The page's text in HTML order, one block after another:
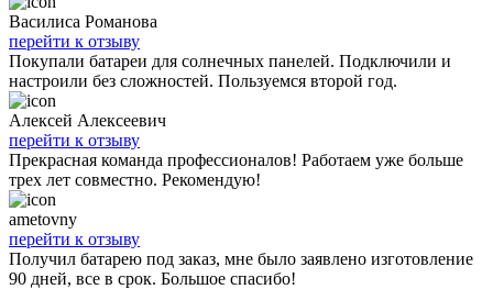
Василиса Романова
перейти к отзыву
Покупали батареи для солнечных панелей. Подключили и
настроили без сложностей. Пользуемся второй год.
Алексей Алексеевич
перейти к отзыву
Прекрасная команда профессионалов! Работаем уже больше
трех лет совместно. Рекомендую!
ametovny
перейти к отзыву
Получил батарею под заказ, мне было заявлено изготовление
90 дней, все в срок. Большое спасибо!